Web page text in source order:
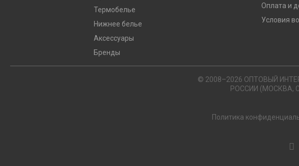
Термобелье
Нижнее белье
Аксессуары
Бренды
Оплата и
Условия
© 2008–2026 ОПТОВЫЙ
РОССИИ (МОСКВА,
Политика